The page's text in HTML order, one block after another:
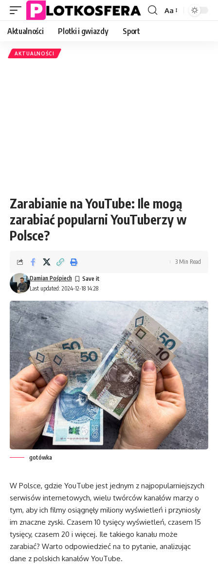
Font
Aa
Aktualności Plotki i gwiazdy Sport
AKTUALNOŚCI
Zarabianie na YouTube: Ile mogą
zarabiać popularni YouTuberzy w
Polsce?
Last updated: 2024-12-18 14:28
Damian Pośpiech
3 Min Read
gotówka
W Polsce, gdzie YouTube jest jednym z najpopularniejszych
serwisów internetowych, wielu twórców kanałów marzy o
tym, aby ich filmy osiągnęły miliony wyświetleń i przyniosły
im znaczne zyski. Czasem 10 tysięcy wyświetleń, czasem 15
tysięcy, czasem 20 i więcej. Ile takiego kanału może
zarabiać? Warto odpowiedzieć na to pytanie, analizując
dane z polskich kanałów YouTube.